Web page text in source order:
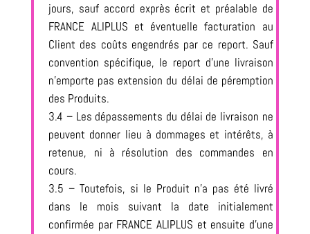
jours, sauf accord exprès écrit et préalable de
FRANCE ALIPLUS et éventuelle facturation au
Client des coûts engendrés par ce report. Sauf
convention spécifique, le report d’une livraison
n’emporte pas extension du délai de péremption
des Produits.
3.4 – Les dépassements du délai de livraison ne
peuvent donner lieu à dommages et intérêts, à
retenue, ni à résolution des commandes en
cours.
3.5 – Toutefois, si le Produit n’a pas été livré
dans le mois suivant la date initialement
confirmée par FRANCE ALIPLUS et ensuite d’une